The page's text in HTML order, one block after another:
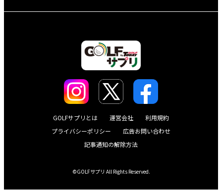
GOLFサプリとは 運営会社
利用規約
プライバシーポリシー
広告お問い合わせ
記事通知の解除方法
©GOLFサプリ All Rights Reserved.